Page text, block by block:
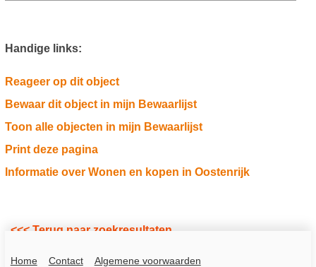
Handige links:
Reageer op dit object
Bewaar dit object in mijn Bewaarlijst
Toon alle objecten in mijn Bewaarlijst
Print deze pagina
Informatie over Wonen en kopen in Oostenrijk
<<< Terug naar zoekresultaten
Home Contact Algemene voorwaarden